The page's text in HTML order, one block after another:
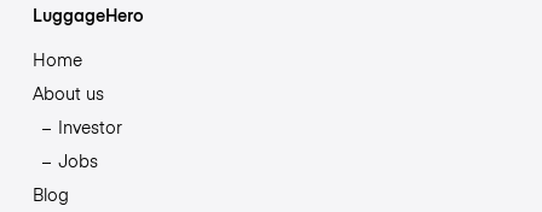
LuggageHero
Home
About us
Investor
Jobs
Blog